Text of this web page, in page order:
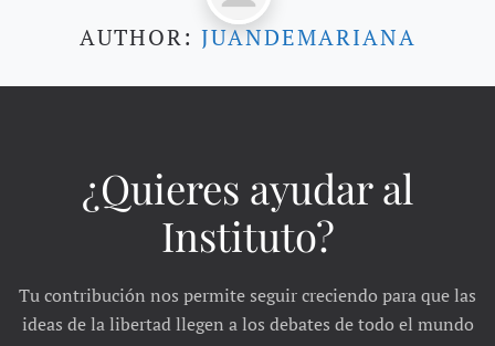
AUTHOR: JUANDEMARIANA
¿Quieres ayudar al
Instituto?
Tu contribución nos permite seguir creciendo para que las
ideas de la libertad llegen a los debates de todo el mundo